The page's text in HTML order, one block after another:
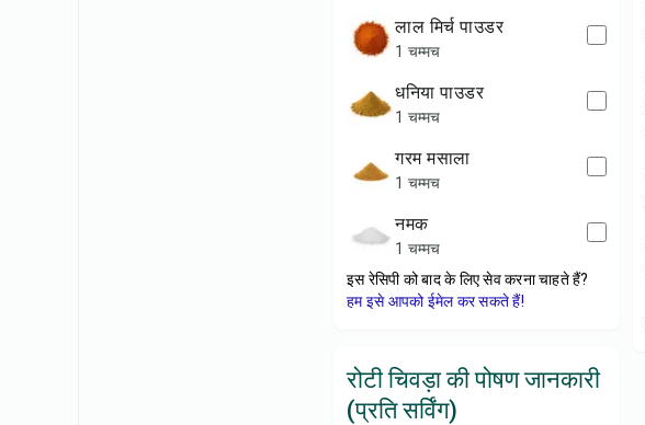
लाल मिर्च पाउडर
1 चम्मच
धनिया पाउडर
1 चम्मच
गरम मसाला
1 चम्मच
नमक
1 चम्मच
इस रेसिपी को बाद के लिए सेव करना चाहते हैं?
हम इसे आपको ईमेल कर सकते हैं!
रोटी चिवड़ा की पोषण जानकारी
(प्रति सर्विंग)